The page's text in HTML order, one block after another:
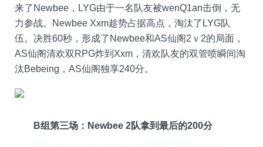
来了Newbee，LYG由于一名队友被wenQ1an击倒，无
力参战。Newbee Xxm趁势占据高点，淘汰了LYG队
伍。决胜60秒，形成了Newbee和AS仙阁2ｖ2的局面，
AS仙阁清欢双RPG炸到Xxm，清欢队友的双管喷瞬间淘
汰Bebeing，AS仙阁独享240分。
B组第三场： Newbee 2队拿到最后的200分